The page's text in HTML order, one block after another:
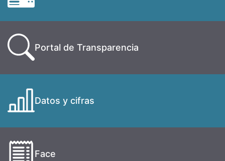
Portal de Transparencia
Datos y cifras
Face